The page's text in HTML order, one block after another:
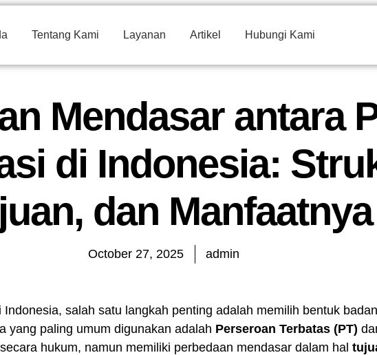
Tentang Kami Layanan Artikel Hubungi Kami
Mendasar antara
di Indonesia:
dan Manfaatnya
October 27, 2025 admin
salah satu langkah penting adalah memilih bentuk
yang paling umum digunakan adalah Perseroan Terbatas (PT)
hukum, namun memiliki perbedaan mendasar dalam hal